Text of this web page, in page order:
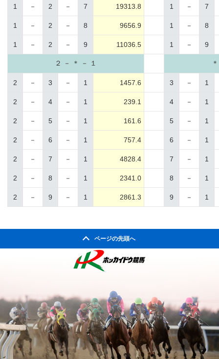
1 － 2 － 7 19313.8 1 － 7
1 － 2 － 8 9656.9 1 － 8
1 － 2 － 9 11036.5 1 － 9
２ － ＊ － １
2 － 3 － 1 1457.6 3 － 1
2 － 4 － 1 239.1 4 － 1
2 － 5 － 1 161.6 5 － 1
2 － 6 － 1 757.4 6 － 1
2 － 7 － 1 4828.4 7 － 1
2 － 8 － 1 2341.0 8 － 1
2 － 9 － 1 2861.3 9 － 1
ページの先頭へ